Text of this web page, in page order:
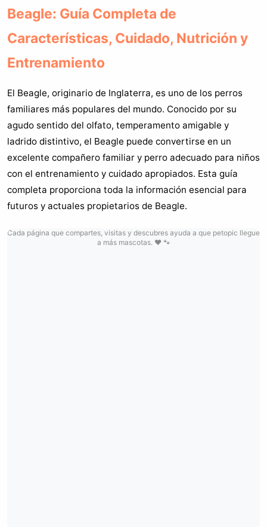
Beagle: Guía Completa de
Características, Cuidado, Nutrición y
Entrenamiento
El Beagle, originario de Inglaterra, es uno de los perros
familiares más populares del mundo. Conocido por su
agudo sentido del olfato, temperamento amigable y
ladrido distintivo, el Beagle puede convertirse en un
excelente compañero familiar y perro adecuado para niños
con el entrenamiento y cuidado apropiados. Esta guía
completa proporciona toda la información esencial para
futuros y actuales propietarios de Beagle.
Cada página que compartes, visitas y descubres ayuda a que petopic llegue
a más mascotas. ❤️ 🐾